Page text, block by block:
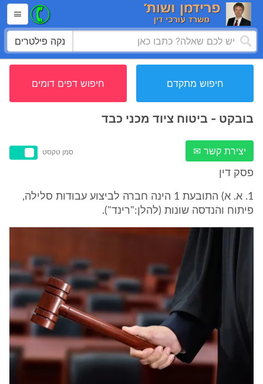
נקה פילטרים
חיפוש מתקדם חיפוש דפים דומים
בובקט - ביטוח ציוד מכני כבד
יצירת קשר ✉ סמן טקסט
פסק דין
1. א. א) התובעת 1 הינה חברה לביצוע עבודות סלילה,
פיתוח והנדסה שונות (להלן:"רינד").